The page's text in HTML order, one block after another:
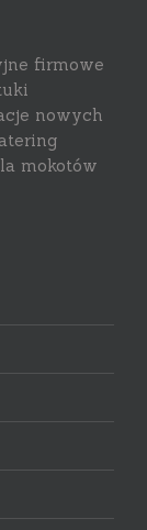
firmowe
nowych
mokotów